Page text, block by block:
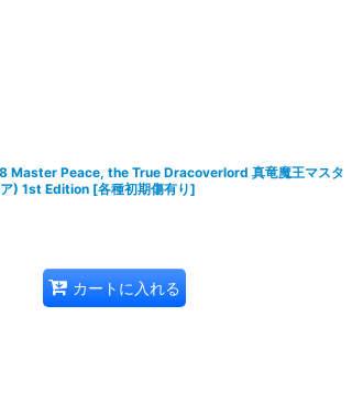
Master Peace, the True Dracoverlord 真竜魔王マスタ
) 1st Edition [各種初期傷有り]
カートに入れる